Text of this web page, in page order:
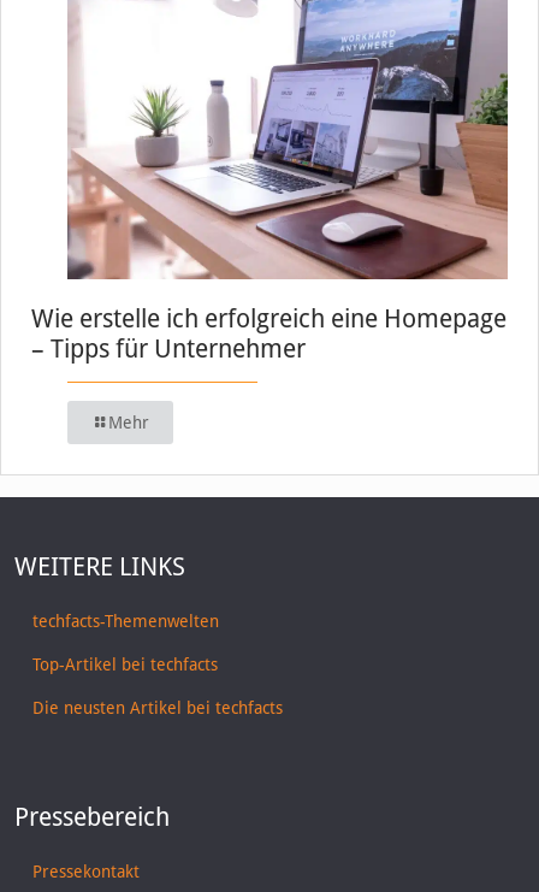
Wie erstelle ich erfolgreich eine Homepage
– Tipps für Unternehmer
Mehr
WEITERE LINKS
techfacts-Themenwelten
Top-Artikel bei techfacts
Die neusten Artikel bei techfacts
Pressebereich
Pressekontakt